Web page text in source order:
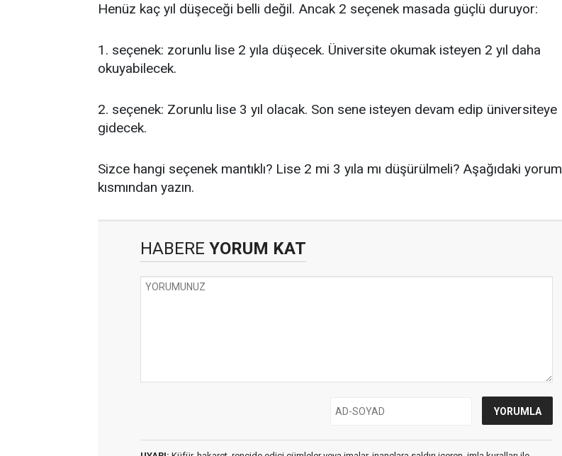
Henüz kaç yıl düşeceği belli değil. Ancak 2 seçenek masada güçlü duruyor:
1. seçenek: zorunlu lise 2 yıla düşecek. Üniversite okumak isteyen 2 yıl daha
okuyabilecek.
2. seçenek: Zorunlu lise 3 yıl olacak. Son sene isteyen devam edip üniversiteye
gidecek.
Sizce hangi seçenek mantıklı? Lise 2 mi 3 yıla mı düşürülmeli? Aşağıdaki yorum
kısmından yazın.
HABERE YORUM KAT